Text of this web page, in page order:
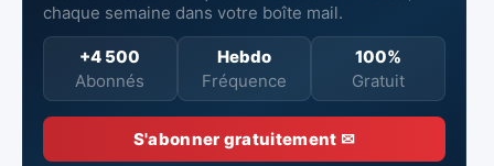
chaque semaine dans votre boîte mail.
+4 500
Abonnés
Hebdo
Fréquence
100%
Gratuit
S'abonner gratuitement ✉